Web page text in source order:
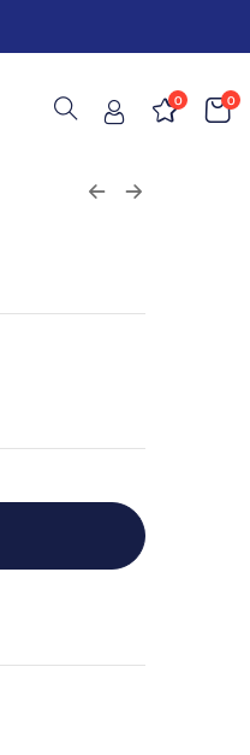
0
0